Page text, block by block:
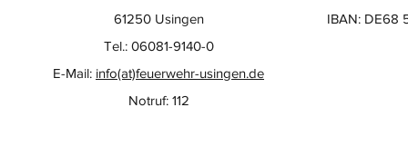
IBAN: DE68
61250 Usingen
Tel.: 06081-9140-0
E-Mail: info(at)feuerwehr-usingen.de
Notruf: 112